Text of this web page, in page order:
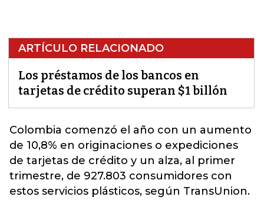
ARTÍCULO RELACIONADO
Los préstamos de los bancos en
tarjetas de crédito superan $1 billón
Colombia comenzó el año con un aumento
de 10,8% en originaciones o expediciones
de tarjetas de crédito y un alza, al primer
trimestre, de 927.803 consumidores con
estos servicios plásticos, según TransUnion.